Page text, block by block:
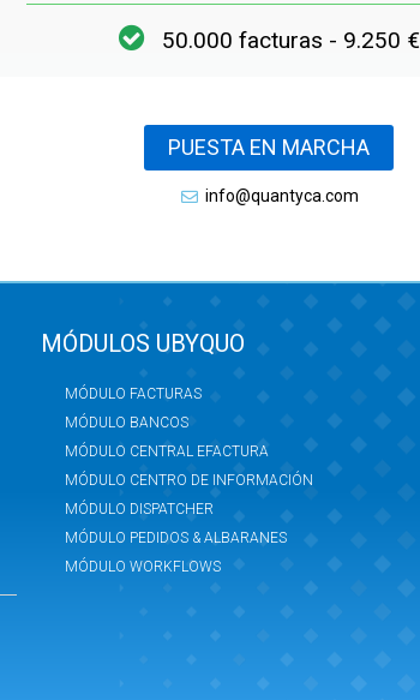
50.000 facturas - 9.250 €
PUESTA EN MARCHA
info@quantyca.com
MÓDULOS UBYQUO
MÓDULO FACTURAS
MÓDULO BANCOS
MÓDULO CENTRAL EFACTURA
MÓDULO CENTRO DE INFORMACIÓN
MÓDULO DISPATCHER
MÓDULO PEDIDOS & ALBARANES
MÓDULO WORKFLOWS